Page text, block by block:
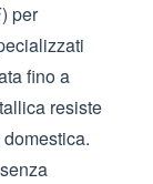
per
fino a
resiste